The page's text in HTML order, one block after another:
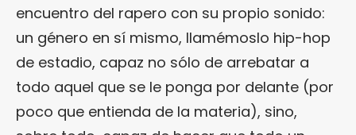
encuentro del rapero con su propio sonido:
un género en sí mismo, llamémoslo hip-hop
de estadio, capaz no sólo de arrebatar a
todo aquel que se le ponga por delante (por
poco que entienda de la materia), sino,